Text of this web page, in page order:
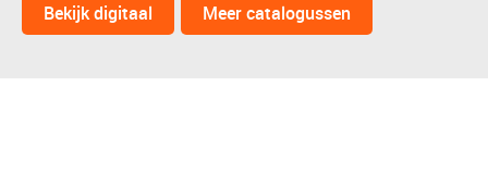
Bekijk digitaal Meer catalogussen